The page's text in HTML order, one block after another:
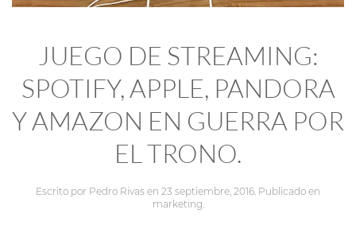
JUEGO DE STREAMING:
SPOTIFY, APPLE, PANDORA
Y AMAZON EN GUERRA POR
EL TRONO.
Escrito por Pedro Rivas en 23 septiembre, 2016. Publicado en
marketing.